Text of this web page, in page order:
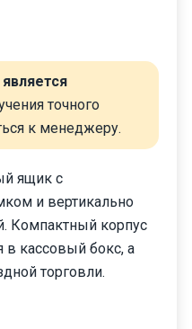
является
точного
к менеджеру.
ящик с
и вертикально
Компактный корпус
в кассовый бокс, а
торговли.